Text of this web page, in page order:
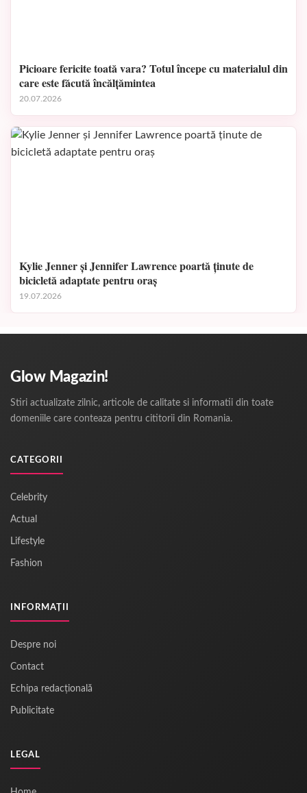
Picioare fericite toată vara? Totul începe cu materialul din
care este făcută încălțămintea
20.07.2026
Kylie Jenner și Jennifer Lawrence poartă ținute de
bicicletă adaptate pentru oraș
19.07.2026
Glow Magazin!
Stiri actualizate zilnic, articole de calitate si informatii din toate
domeniile care conteaza pentru cititorii din Romania.
CATEGORII
Celebrity
Actual
Lifestyle
Fashion
INFORMAȚII
Despre noi
Contact
Echipa redacțională
Publicitate
LEGAL